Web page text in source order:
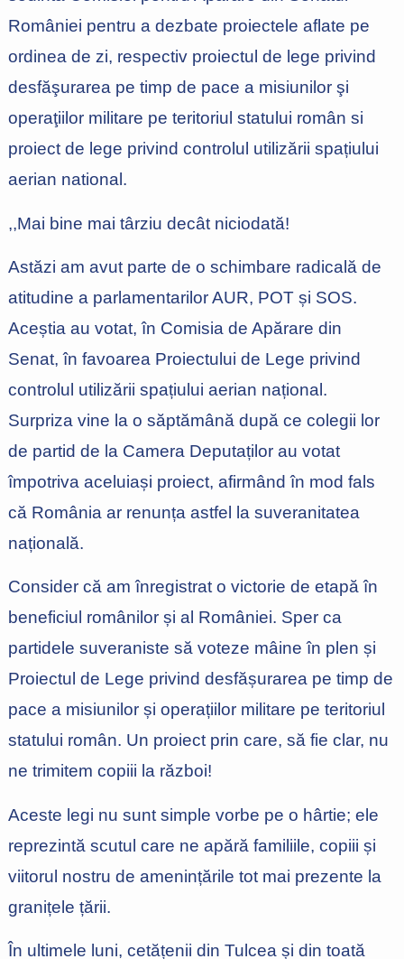
României pentru a dezbate proiectele aflate pe
ordinea de zi, respectiv proiectul de lege privind
desfăşurarea pe timp de pace a misiunilor şi
operaţiilor militare pe teritoriul statului român si
proiect de lege privind controlul utilizării spațiului
aerian national.
,,Mai bine mai târziu decât niciodată!
Astăzi am avut parte de o schimbare radicală de
atitudine a parlamentarilor AUR, POT și SOS.
Aceștia au votat, în Comisia de Apărare din
Senat, în favoarea Proiectului de Lege privind
controlul utilizării spațiului aerian național.
Surpriza vine la o săptămână după ce colegii lor
de partid de la Camera Deputaților au votat
împotriva aceluiași proiect, afirmând în mod fals
că România ar renunța astfel la suveranitatea
națională.
Consider că am înregistrat o victorie de etapă în
beneficiul românilor și al României. Sper ca
partidele suveraniste să voteze mâine în plen și
Proiectul de Lege privind desfășurarea pe timp de
pace a misiunilor și operațiilor militare pe teritoriul
statului român. Un proiect prin care, să fie clar, nu
ne trimitem copiii la război!
Aceste legi nu sunt simple vorbe pe o hârtie; ele
reprezintă scutul care ne apără familiile, copiii și
viitorul nostru de amenințările tot mai prezente la
granițele țării.
În ultimele luni, cetățenii din Tulcea și din toată